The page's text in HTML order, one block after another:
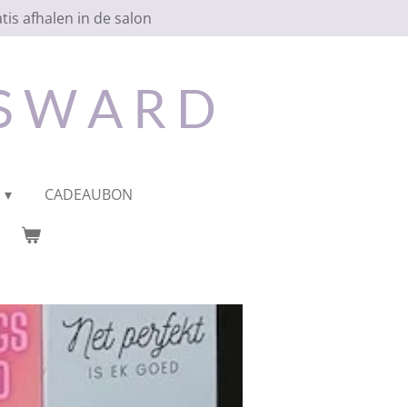
afhalen in de salon
W A R D
CADEAUBON